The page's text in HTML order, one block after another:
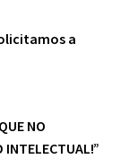
a
NO
INTELECTUAL!”